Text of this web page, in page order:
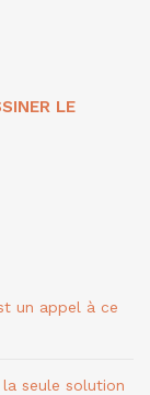
LE
un appel à ce
seule solution